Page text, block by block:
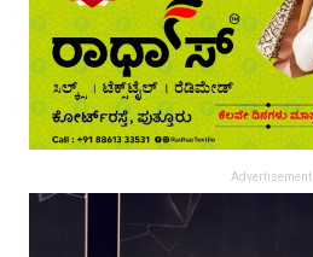
Advertisement